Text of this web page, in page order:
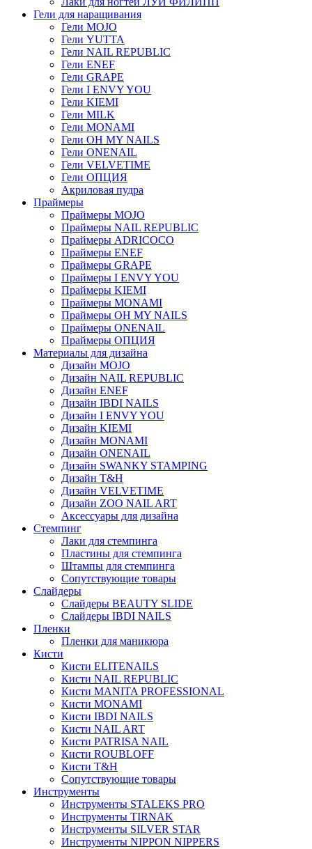
Гели для наращивания
Гели MOJO
Гели YUTTA
Гели NAIL REPUBLIC
Гели ENEF
Гели GRAPE
Гели I ENVY YOU
Гели KIEMI
Гели MILK
Гели MONAMI
Гели OH MY NAILS
Гели ONENAIL
Гели VELVETIME
Гели ОПЦИЯ
Акриловая пудра
Праймеры
Праймеры MOJO
Праймеры NAIL REPUBLIC
Праймеры ADRICOCO
Праймеры ENEF
Праймеры GRAPE
Праймеры I ENVY YOU
Праймеры KIEMI
Праймеры MONAMI
Праймеры OH MY NAILS
Праймеры ONENAIL
Праймеры ОПЦИЯ
Материалы для дизайна
Дизайн MOJO
Дизайн NAIL REPUBLIC
Дизайн ENEF
Дизайн IBDI NAILS
Дизайн I ENVY YOU
Дизайн KIEMI
Дизайн MONAMI
Дизайн ONENAIL
Дизайн SWANKY STAMPING
Дизайн T&H
Дизайн VELVETIME
Дизайн ZOO NAIL ART
Аксессуары для дизайна
Стемпинг
Лаки для стемпинга
Пластины для стемпинга
Штампы для стемпинга
Сопутствующие товары
Слайдеры
Слайдеры BEAUTY SLIDE
Слайдеры IBDI NAILS
Пленки
Пленки для маникюра
Кисти
Кисти ELITENAILS
Кисти NAIL REPUBLIC
Кисти MANITA PROFESSIONAL
Кисти MONAMI
Кисти IBDI NAILS
Кисти NAIL ART
Кисти PATRISA NAIL
Кисти ROUBLOFF
Кисти T&H
Сопутствующие товары
Инструменты
Инструменты STALEKS PRO
Инструменты TIRNAK
Инструменты SILVER STAR
Инструменты NIPPON NIPPERS